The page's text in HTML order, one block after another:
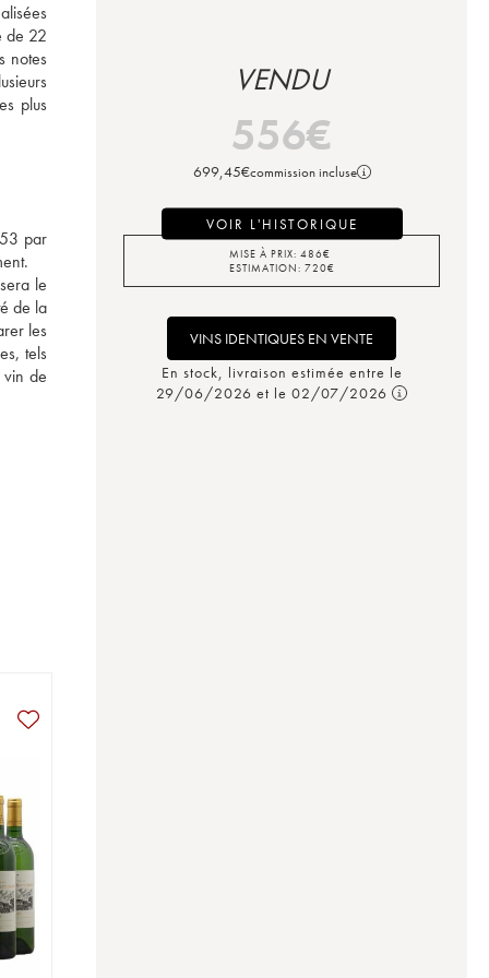
de 22
notes
plus
par
le
de la
les
tels
vin de
VENDU
556€
699,45€commission incluse
VOIR L'HISTORIQUE
MISE À PRIX: 486€
ESTIMATION: 720€
VINS IDENTIQUES EN VENTE
En stock, livraison estimée entre le
29/06/2026 et le 02/07/2026